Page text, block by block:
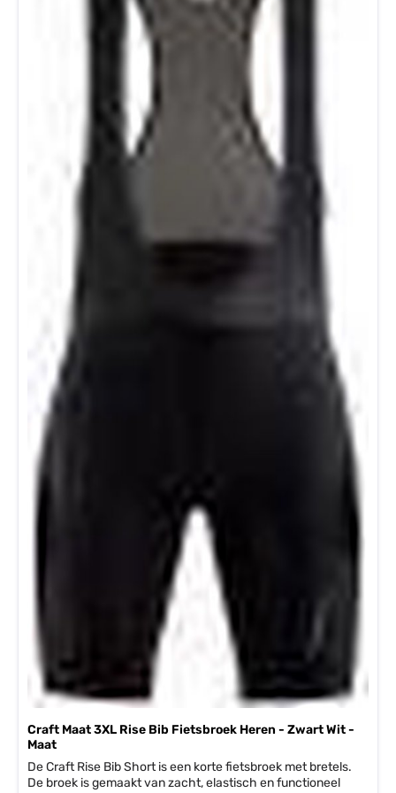
Craft Maat 3XL Rise Bib Fietsbroek Heren - Zwart Wit -
Maat
De Craft Rise Bib Short is een korte fietsbroek met bretels.
De broek is gemaakt van zacht, elastisch en functioneel